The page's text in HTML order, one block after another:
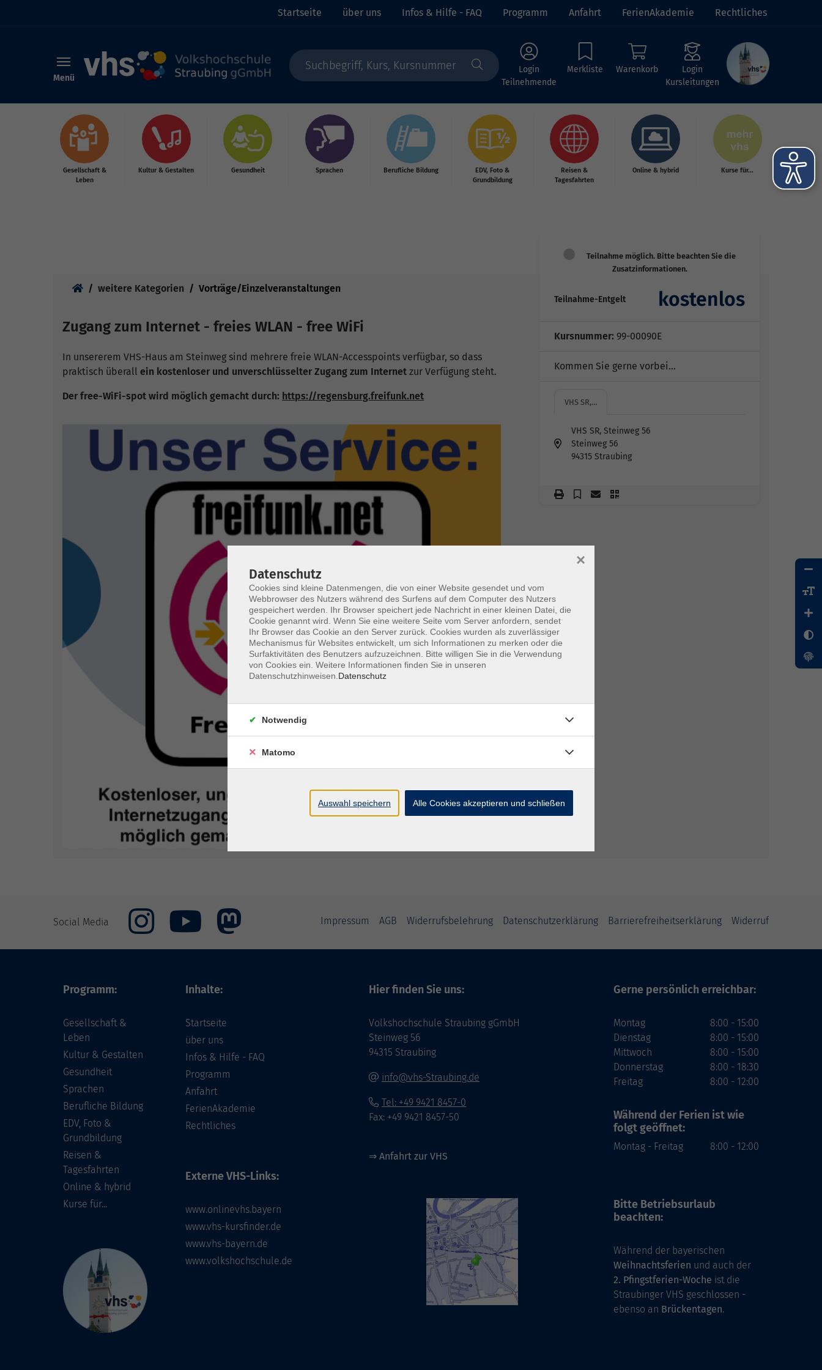
Startseite über uns Infos & Hilfe - FAQ Programm Anfahrt FerienAkademie Rechtliches
Menü
Login
Teilnehmende
Merkliste Warenkorb
Login
Kursleitungen
Gesellschaft &
Leben
Kultur & Gestalten Gesundheit Sprachen Berufliche Bildung
EDV, Foto &
Grundbildung
Reisen &
Tagesfahrten
Online & hybrid Kurse für...
weitere Kategorien Vorträge/Einzelveranstaltungen
Zugang zum Internet - freies WLAN - free WiFi
In unsererem VHS-Haus am Steinweg sind mehrere freie WLAN-Accesspoints verfügbar, so dass
praktisch überall ein kostenloser und unverschlüsselter Zugang zum Internet zur Verfügung steht.
Der free-WiFi-spot wird möglich gemacht durch: https://regensburg.freifunk.net
Teilnahme-Entgelt kostenlos
Kursnummer: 99-00090E
Kommen Sie gerne vorbei...
VHS SR,…
VHS SR, Steinweg 56
Steinweg 56
94315 Straubing
Social Media Impressum AGB Widerrufsbelehrung Datenschutzerklärung Barrierefreiheitserklärung Widerruf
Programm:
Gesellschaft &
Leben
Kultur & Gestalten
Gesundheit
Sprachen
Berufliche Bildung
EDV, Foto &
Grundbildung
Reisen &
Tagesfahrten
Online & hybrid
Kurse für...
Inhalte:
Startseite
über uns
Infos & Hilfe - FAQ
Programm
Anfahrt
FerienAkademie
Rechtliches
Externe VHS-Links:
www.onlinevhs.bayern
www.vhs-kursfinder.de
www.vhs-bayern.de
www.volkshochschule.de
Hier finden Sie uns:
Volkshochschule Straubing gGmbH
Steinweg 56
94315 Straubing
info@vhs-Straubing.de
Tel: +49 9421 8457-0
Fax: +49 9421 8457-50
⇒ Anfahrt zur VHS
Gerne persönlich erreichbar:
Montag
Dienstag
Mittwoch
Donnerstag
Freitag
8:00 - 15:00
8:00 - 15:00
8:00 - 15:00
8:00 - 18:30
8:00 - 12:00
Während der Ferien ist wie
folgt geöffnet:
Montag - Freitag 8:00 - 12:00
Bitte Betriebsurlaub
beachten:
Während der bayerischen
Weihnachtsferien und auch der
2. Pfingstferien-Woche ist die
Straubinger VHS geschlossen -
ebenso an Brückentagen.
Datenschutz
Cookies sind kleine Datenmengen, die von einer Website gesendet und vom
Webbrowser des Nutzers während des Surfens auf dem Computer des Nutzers
gespeichert werden. Ihr Browser speichert jede Nachricht in einer kleinen Datei, die
Cookie genannt wird. Wenn Sie eine weitere Seite vom Server anfordern, sendet
Ihr Browser das Cookie an den Server zurück. Cookies wurden als zuverlässiger
Mechanismus für Websites entwickelt, um sich Informationen zu merken oder die
Surfaktivitäten des Benutzers aufzuzeichnen. Bitte willigen Sie in die Verwendung
von Cookies ein. Weitere Informationen finden Sie in unseren
Datenschutzhinweisen. Datenschutz
×
Notwendig
Matomo
Auswahl speichern Alle Cookies akzeptieren und schließen